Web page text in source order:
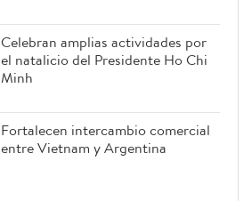
Celebran amplias actividades por
el natalicio del Presidente Ho Chi
Minh
Fortalecen intercambio comercial
entre Vietnam y Argentina